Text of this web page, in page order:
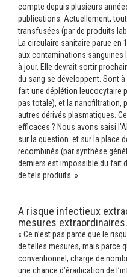
compte depuis plusieurs
publications. Actuellement,
transfusées (par de produits
La circulaire sanitaire parue
aux contaminations sanguines
à jour. Elle devrait sortir
du sang se développent. Sont
fait une déplétion leucocytaire
pas totale), et la nanofiltration,
autres dérivés plasmatiques.
efficaces ? Nous avons saisi
sur la question et sur la place
recombinés (par synthèse
derniers est impossible du fait
de tels produits. »
A risque infectieux
mesures extraordinaires.
« Ce n’est pas parce que le
de telles mesures, mais parce
conventionnel, charge de
une chance d’éradication de